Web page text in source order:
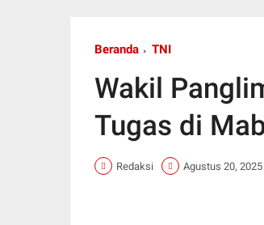
Beranda TNI
Wakil
Tugas di
Redaksi Agustus 20, 2025